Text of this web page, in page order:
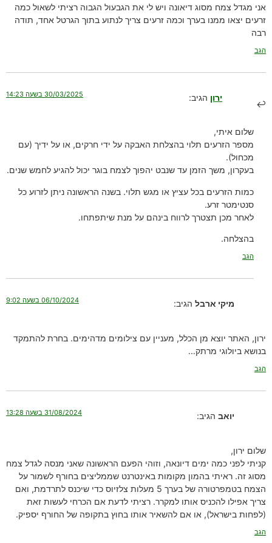
אני מגדל צמח מסוג דיאונה ויש לי את הגבעול הגבוה רציתי לשאול כמה
זרעים יצאו ממנו בערך וכמה זרעים צריך לנתוע בתוך הגרטל אחד, תודה
רבה
הגב
ירון הגיב: 30/03/2025 בשעה 14:23
שלום איתי,
מספר הזרעים תלוי בהצלחת האבקה על ידי חרקים, או על ידיך (עם
מכחול).
בעקרון, משך הזמן עד שנבט יהפוך לצמח בוגר יכול להגיע לחמש שנים.
כמות הזרעים בכל עציץ או מגש תלוי. בשנה הראשונה ניתן לזרוע כל
סנטימטר זרע.
לאחר מכן תצטרך לרווח בינהם על מנת שיתפתחו.
בהצלחה.
הגב
מיקי ארבל הגיב: 06/10/2024 בשעה 9:02
ירון, האתר יוצא מן הכלל, מעניין עם צילומים מדהימים. בחרת להתמקד
בנושא ביולוגי מרתק…
הגב
יואב הגיב: 31/08/2024 בשעה 13:28
שלום ירון,
קניתי לפני כמה ימים דיונאה, וזוהי הפעם הראשונה שאני מנסה לגדל צמח
מסוג זה. ראיתי בהמון מקומות באינטרנט שממליצים בחורף לשמור על
הצמח בטמפרטורה של בערך 5 מעלות צלזיוס כדי שיכנס לתרדמת, ואם
צריך אפילו להכניס אותו למקרר. רציתי לדעת אם הכרחי לעשות זאת
(לפחות בישראל), או אם להשאיר אותו בחוץ בתקופה של החורף יספיק.
הגב